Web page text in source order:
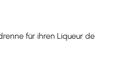
für ihren Liqueur de